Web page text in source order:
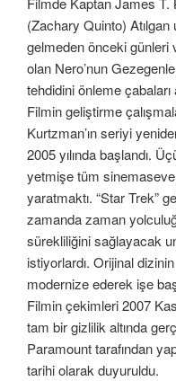
(Zachary Quinto)
gelmeden önceki günleri
olan Nero’nun
tehdidini önleme çabaları
Filmin geliştirme
Kurtzman’ın seriyi
2005 yılında başlandı.
yetmişe tüm
yaratmaktı. “Star Trek”
zamanda zaman
sürekliliğini sağlayacak
istiyorlardı. Orijinal
modernize ederek işe
Filmin çekimleri 2007
tam bir gizlilik altında
Paramount tarafından
tarihi olarak duyuruldu.